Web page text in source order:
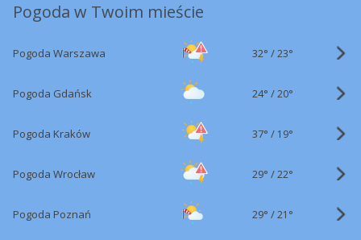
Pogoda w Twoim mieście
Pogoda Warszawa 32° /23°
Pogoda Gdańsk 24° /20°
Pogoda Kraków 37° / 19°
Pogoda Wrocław 29° /22°
Pogoda Poznań 29° /21°